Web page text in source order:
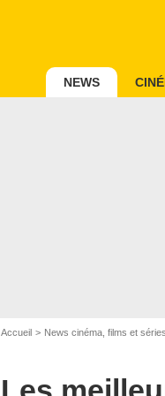
NEWS
Accueil News cinéma, films et